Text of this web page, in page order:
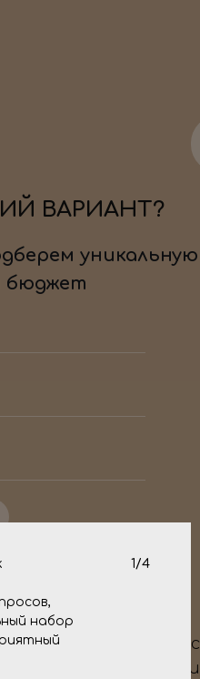
набор
1/4
ВАРИАНТ?
уникальную
бюджет
Мы - команда
уже целых 4 года